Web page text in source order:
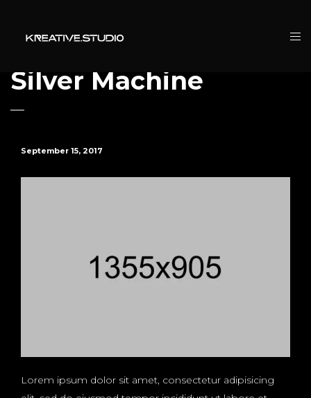
Silver Machine
September 15, 2017
Lorem ipsum dolor sit amet, consectetur adipisicing